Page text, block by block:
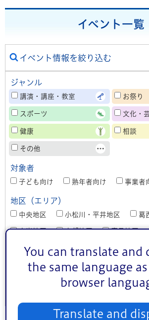
You can translate and
the same language
browser
Translate and
イベント一覧
イベント情報を絞り込む
ジャンル
講演・講座・教室 お祭り
スポーツ 文化・
健康 相談
その他
対象者
子ども向け 熟年者向け 事業者
地区（エリア）
中央地区 小松川・平井地区 葛
小岩地区 東部地区 鹿骨地区
キーワード検索